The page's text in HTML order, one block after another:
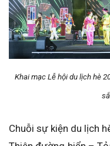
Khai mạc Lễ hội du lịch hè
Chuỗi sự kiện du lịch